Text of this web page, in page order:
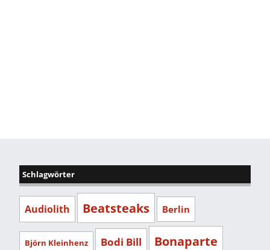
Schlagwörter
Audiolith Beatsteaks Berlin
Björn Kleinhenz Bodi Bill Bonaparte